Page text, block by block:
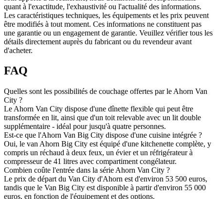
quant à l'exactitude, l'exhaustivité ou l'actualité des informations.
Les caractéristiques techniques, les équipements et les prix peuvent
être modifiés à tout moment. Ces informations ne constituent pas
une garantie ou un engagement de garantie. Veuillez vérifier tous les
détails directement auprès du fabricant ou du revendeur avant
d'acheter.
FAQ
Quelles sont les possibilités de couchage offertes par le Ahorn Van
City ?
Le Ahorn Van City dispose d'une dînette flexible qui peut être
transformée en lit, ainsi que d'un toit relevable avec un lit double
supplémentaire - idéal pour jusqu'à quatre personnes.
Est-ce que l'Ahorn Van Big City dispose d'une cuisine intégrée ?
Oui, le van Ahorn Big City est équipé d'une kitchenette complète, y
compris un réchaud à deux feux, un évier et un réfrigérateur à
compresseur de 41 litres avec compartiment congélateur.
Combien coûte l'entrée dans la série Ahorn Van City ?
Le prix de départ du Van City d'Ahorn est d'environ 53 500 euros,
tandis que le Van Big City est disponible à partir d'environ 55 000
euros, en fonction de l'équipement et des options.